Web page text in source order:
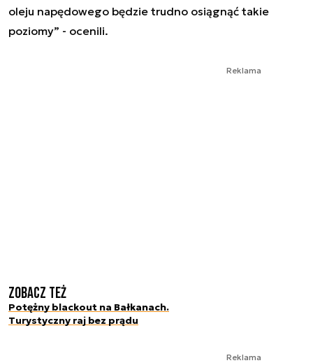
oleju napędowego będzie trudno osiągnąć takie
poziomy” - ocenili.
Reklama
Zobacz też
Potężny blackout na Bałkanach.
Turystyczny raj bez prądu
Reklama